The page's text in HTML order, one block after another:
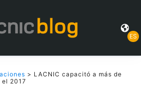
ES
> LACNIC capacitó a más de
el 2017